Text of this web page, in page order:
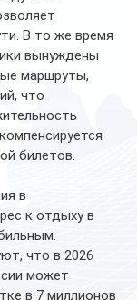
В то же время
вынуждены
маршруты,
что
билетов.
в
к отдыху в
что в 2026
может
в 7 миллионов